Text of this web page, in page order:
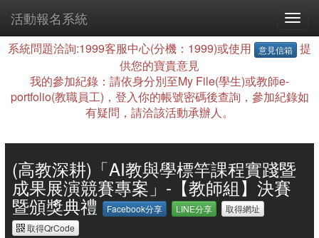
活動報名系統
系統問題洽詢:1999客服中心(分機：1999)或使用 意見信箱
提
供您的寶貴意見
我的參加紀錄：請依身分別至My File(學生)或教師e-
portfolio(教職員工)，登入你的帳號密碼後查詢，參加紀錄如
有疑問，請洽該活動承辦人。
(高教深耕)「AI教與學標竿課程實踐暨
成果展演競賽專案」-【教師組】決賽
暨頒獎典禮 Facebook分享 LINE分享
取得網址
取得QrCode